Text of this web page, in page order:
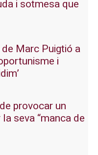
i sotmesa que
de Marc Puigtió a
i
provocar un
seva “manca de